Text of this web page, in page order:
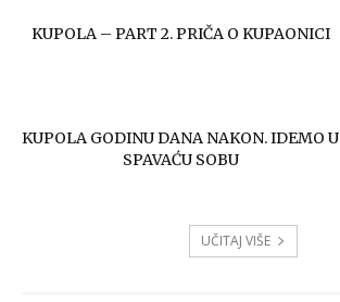
KUPOLA – PART 2. PRIČA O KUPAONICI
KUPOLA GODINU DANA NAKON. IDEMO U
SPAVAĆU SOBU
UČITAJ VIŠE